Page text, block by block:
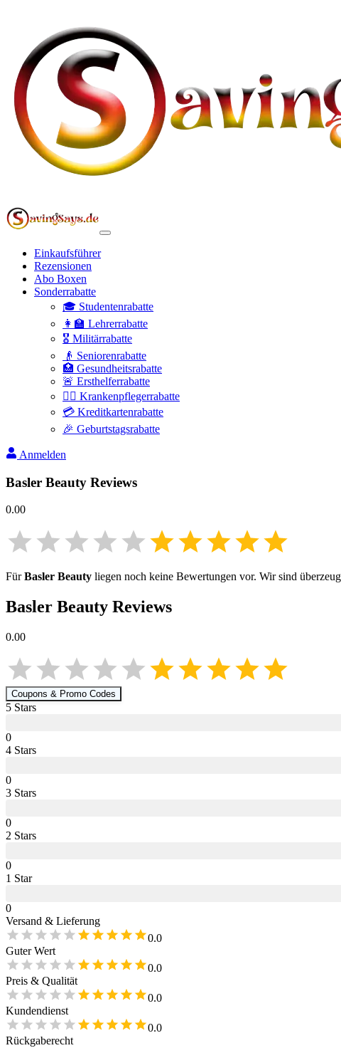
Einkaufsführer
Rezensionen
Abo Boxen
Sonderrabatte
🎓 Studentenrabatte
👩‍🏫 Lehrerrabatte
🎖️ Militärrabatte
👴 Seniorenrabatte
🏥 Gesundheitsrabatte
🚨 Ersthelferrabatte
👩‍⚕️ Krankenpflegerrabatte
💳 Kreditkartenrabatte
🎉 Geburtstagsrabatte
Anmelden
Basler Beauty Reviews
0.00
FürBasler Beauty liegen noch keine Bewertungen vor. Wir sind
Basler Beauty Reviews
0.00
Coupons & Promo Codes
5 Stars
0
4 Stars
0
3 Stars
0
2 Stars
0
1 Star
0
Versand & Lieferung
0.0
Guter Wert
0.0
Preis & Qualität
0.0
Kundendienst
0.0
Rückgaberecht